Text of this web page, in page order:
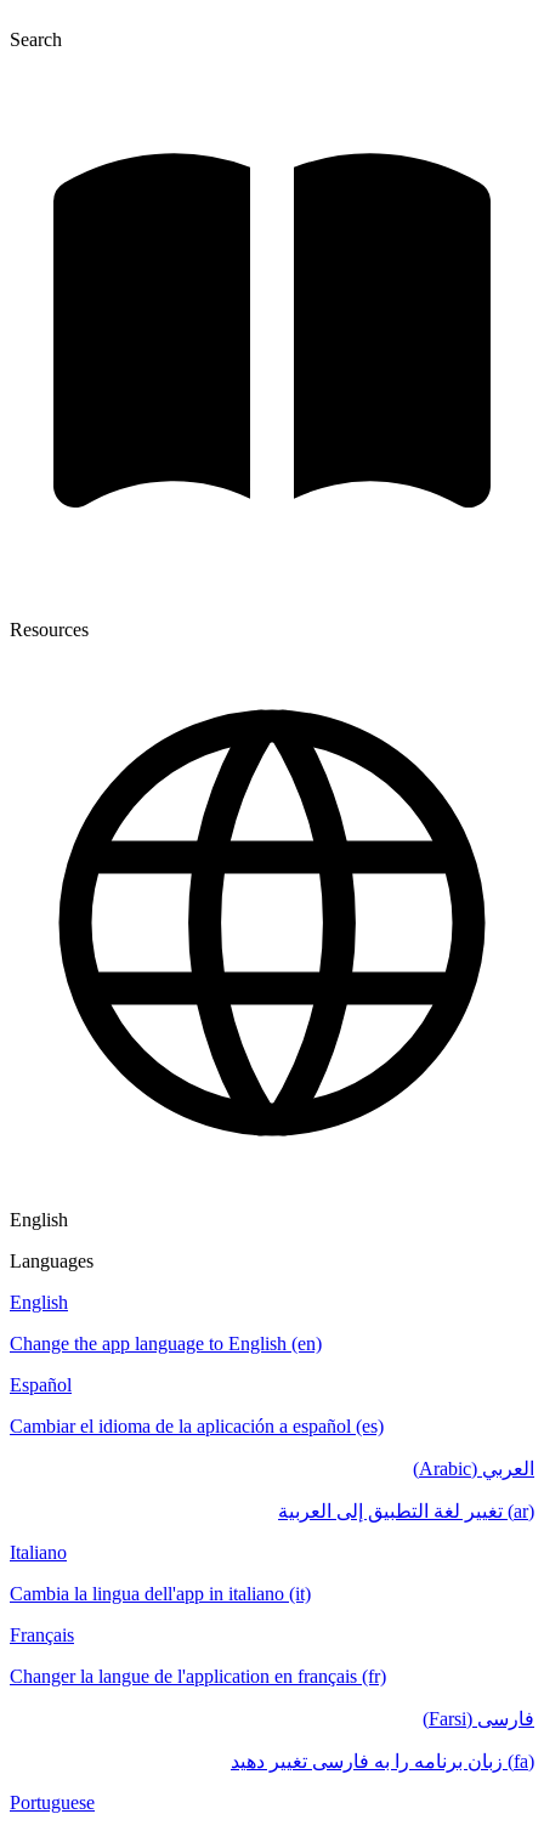
Search
Resources
English
Languages
English
Change the app language to English (en)
Español
Cambiar el idioma de la aplicación a español (es)
العربي (Arabic)
(ar) تغيير لغة التطبيق إلى العربية
Italiano
Cambia la lingua dell'app in italiano (it)
Français
Changer la langue de l'application en français (fr)
فارسی (Farsi)
(fa) زبان برنامه را به فارسی تغییر دهید
Portuguese